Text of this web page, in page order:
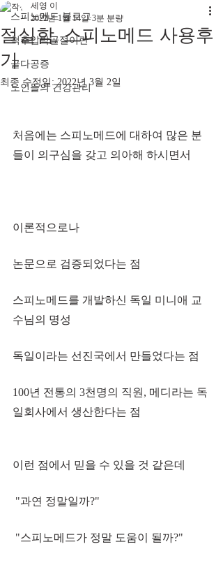
스피노메드 블로그
척추압박골절이란
골다공증
노인들의 건강관리
절실함, 스피노메드 사용후
기
세영 이
2022년 1월 14일 3분 분량
최종 수정일:2022년 3월 2일
처음에는 스피노메드에 대하여 많은 분
들이 의구심을 갖고 의아해 하시면서
이론적으로나
논문으로 검증되었다는 점
스피노메드를 개발하신 독일 미니애 교
수님의 명성
독일이라는 선진국에서 만들었다는 점
100년 전통의 3천명의 직원, 메디라는 독
일회사에서 생산한다는 점
이런 점에서 믿을 수 있을 것 같은데
"과연 정말일까?"
"스피노메드가 정말 도움이 될까?"